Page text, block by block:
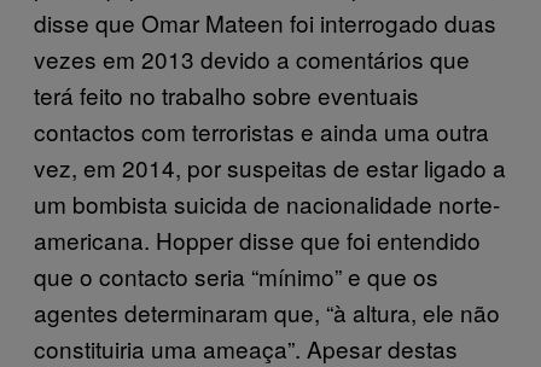
disse que Omar Mateen foi interrogado duas
vezes em 2013 devido a comentários que
terá feito no trabalho sobre eventuais
contactos com terroristas e ainda uma outra
vez, em 2014, por suspeitas de estar ligado a
um bombista suicida de nacionalidade norte-
americana. Hopper disse que foi entendido
que o contacto seria “mínimo” e que os
agentes determinaram que, “à altura, ele não
constituiria uma ameaça”. Apesar destas